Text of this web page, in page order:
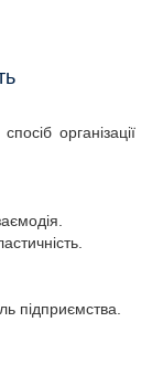
організації
підприємства.